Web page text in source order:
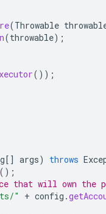
(Throwable
(throwable);
());
[] args) throws
();
that will own the
" + config .